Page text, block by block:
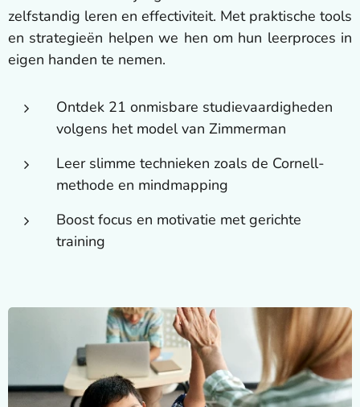
zelfstandig leren en effectiviteit. Met praktische tools
en strategieën helpen we hen om hun leerproces in
eigen handen te nemen.
Ontdek 21 onmisbare studievaardigheden
volgens het model van Zimmerman
Leer slimme technieken zoals de Cornell-
methode en mindmapping
Boost focus en motivatie met gerichte
training